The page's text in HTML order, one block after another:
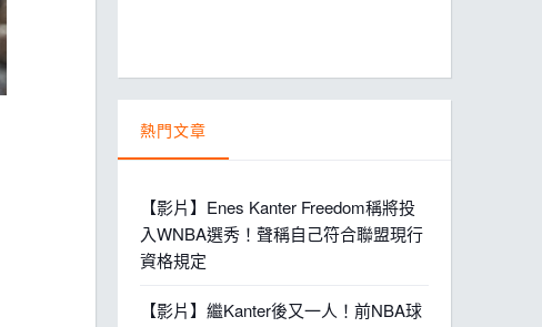
熱門文章
【影片】Enes Kanter Freedom稱將投
入WNBA選秀！聲稱自己符合聯盟現行
資格規定
【影片】繼Kanter後又一人！前NBA球